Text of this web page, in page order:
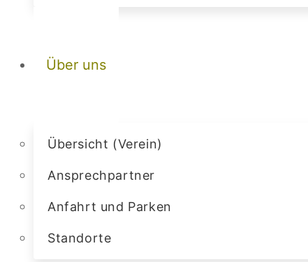
Über uns
Übersicht (Verein)
Ansprechpartner
Anfahrt und Parken
Standorte